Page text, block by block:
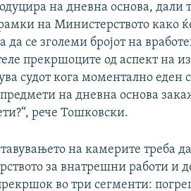
на дневна основа, дали
на Министерството како
да се зголеми бројот на
прекршоците од аспект на
судот кога моментално еден
на дневна основа
рече Тошковски.
на камерите треба
за внатрешни работи и
во три сегменти: